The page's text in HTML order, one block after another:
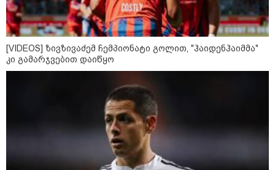
ის საწყობზე - დრონებით
თავდასხმის შემდეგ, ტულას
ოლქში მდებარე საწყობში
ხანძარია
14 გარდაცვლილი, 22
დაშავებული, მასშტაბური
ხანძარი - რუსეთმა კიევზე
იერიში ბალისტიკური
რაკეტებით მიიტანა
14:13 / 04-08-2026
[VIDEOS] ზივზივაძემ ჩემპიონატი გოლით, "ჰაიდენჰაიმმა"
კი გამარჯვებით დაიწყო